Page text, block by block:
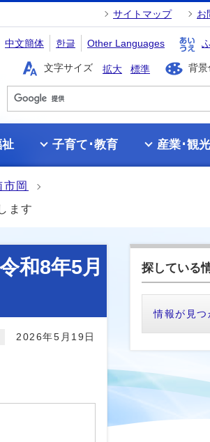
サイトマップ お
中文簡体 한글 Other Languages
文字サイズ 拡大 標準 背景
子育て･教育 産業･観光
市岡
ます
和8年5月
2026年5月19日
探している
情報が見